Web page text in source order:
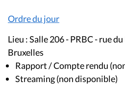
Ordre du jour
Lieu : Salle 206 - PRBC - rue
Bruxelles
Rapport / Compte rendu
Streaming (non disponible)